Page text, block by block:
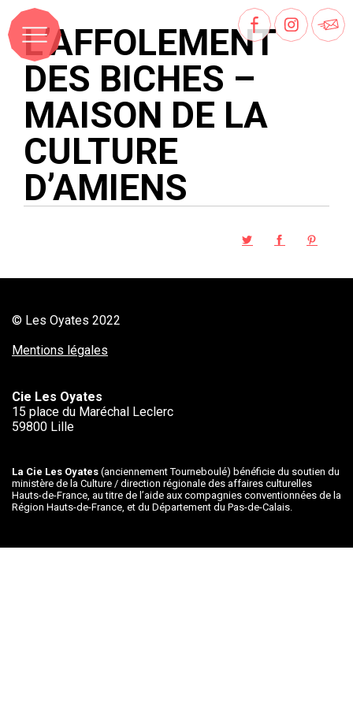
L’AFFOLEMENT
DES BICHES –
MAISON DE LA
CULTURE
D’AMIENS
© Les Oyates 2022
Mentions légales
Cie Les Oyates
15 place du Maréchal Leclerc
59800 Lille
La Cie Les Oyates (anciennement Tourneboulé) bénéficie du soutien du
ministère de la Culture / direction régionale des affaires culturelles
Hauts-de-France, au titre de l’aide aux compagnies conventionnées de la
Région Hauts-de-France, et du Département du Pas-de-Calais.